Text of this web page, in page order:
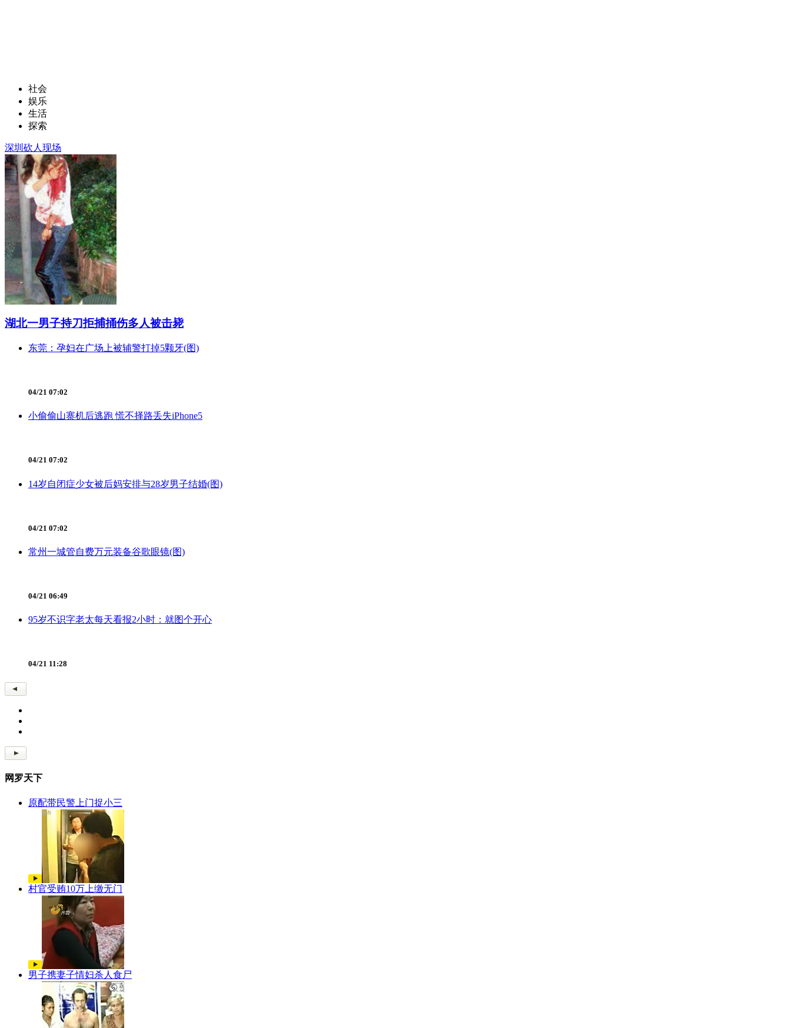
社会
娱乐
生活
探索
深圳砍人现场
湖北一男子持刀拒捕捅伤多人被击毙
东莞：孕妇在广场上被辅警打掉5颗牙(图)
04/21 07:02
小偷偷山寨机后逃跑 慌不择路丢失iPhone5
04/21 07:02
14岁自闭症少女被后妈安排与28岁男子结婚(图)
04/21 07:02
常州一城管自费万元装备谷歌眼镜(图)
04/21 06:49
95岁不识字老太每天看报2小时：就图个开心
04/21 11:28
网罗天下
原配带民警上门捉小三
村官受贿10万上缴无门
男子携妻子情妇杀人食尸